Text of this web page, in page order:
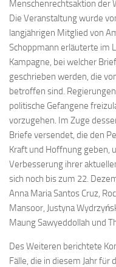
Menschenrechtsaktion der
Die Veranstaltung wurde
langjährigen Mitglied von
Schoppmann erläuterte im
Kampagne, bei welcher
geschrieben werden, die
betroffen sind.
politische Gefangene
vorzugehen. Im Zuge
Briefe versendet, die den
Kraft und Hoffnung geben,
Verbesserung ihrer
sich noch bis zum 22.
Anna Maria Santos Cruz,
Mansoor, Justyna
Maung Sawyeddollah und
Des Weiteren berichtete
Fälle, die in diesem Jahr für